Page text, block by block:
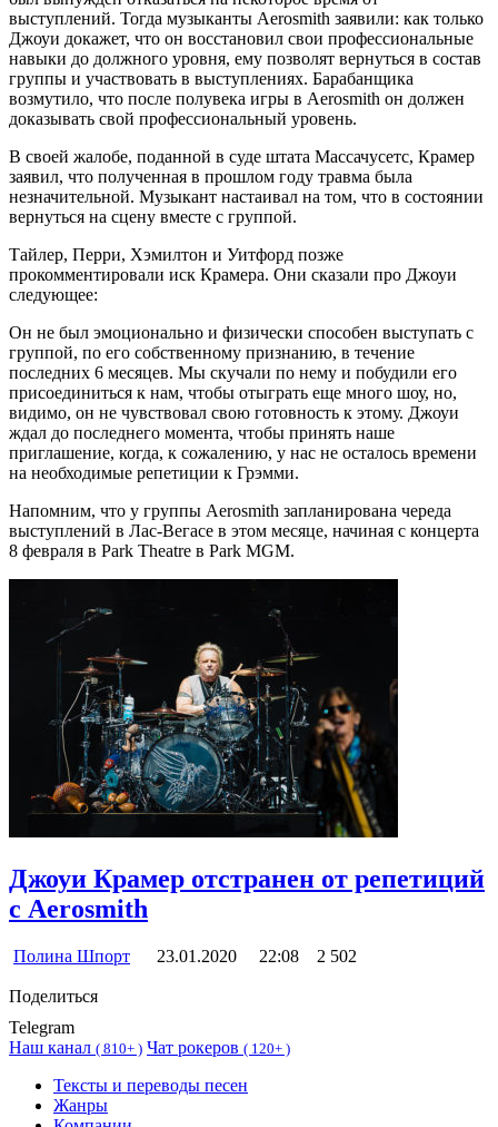
выступлений. Тогда музыканты Aerosmith заявили: как только
Джоуи докажет, что он восстановил свои профессиональные
навыки до должного уровня, ему позволят вернуться в состав
группы и участвовать в выступлениях. Барабанщика
возмутило, что после полувека игры в Aerosmith он должен
доказывать свой профессиональный уровень.
В своей жалобе, поданной в суде штата Массачусетс, Крамер
заявил, что полученная в прошлом году травма была
незначительной. Музыкант настаивал на том, что в состоянии
вернуться на сцену вместе с группой.
Тайлер, Перри, Хэмилтон и Уитфорд позже
прокомментировали иск Крамера. Они сказали про Джоуи
следующее:
Он не был эмоционально и физически способен выступать с
группой, по его собственному признанию, в течение
последних 6 месяцев. Мы скучали по нему и побудили его
присоединиться к нам, чтобы отыграть еще много шоу, но,
видимо, он не чувствовал свою готовность к этому. Джоуи
ждал до последнего момента, чтобы принять наше
приглашение, когда, к сожалению, у нас не осталось времени
на необходимые репетиции к Грэмми.
Напомним, что у группы Aerosmith запланирована череда
выступлений в Лас-Вегасе в этом месяце, начиная с концерта
8 февраля в Park Theatre в Park MGM.
Джоуи Крамер отстранен от репетиций
с Aerosmith
Полина Шпорт 23.01.2020 22:08 2 502
Поделиться
Telegram
Наш канал ( 810+ ) Чат рокеров ( 120+ )
Тексты и переводы песен
Жанры